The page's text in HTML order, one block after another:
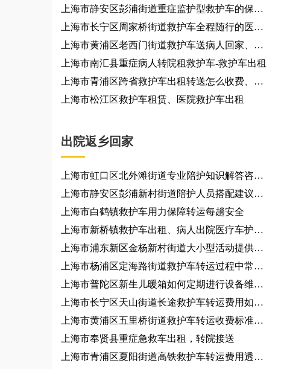
上海市静安区彭浦街道重症监护型救护车的保养
频率是多少？救护车接送车
上海市长宁区周家桥街道救护车全程随行的医护
人员资质如何？
上海市黄浦区老西门街道救护车送病人回家、救
护车出租
上海市南汇县重症病人转院租救护车-救护车出租
上海市青浦区跨省救护车出租转送怎么收费、救
护车出租
上海市松江区救护车租赁、医院救护车出租
出院返乡回家
上海市虹口区北外滩街道专业陪护知识解答咨询
服务、跨城接送规划
上海市静安区彭浦新村街道陪护人员搭配建议咨
询服务
上海市白鹤镇救护车用力保障转运每趟安全
上海市新桥镇救护车出租、病人出院医疗车护
送、120急救车
上海市浦东新区金杨新村街道大小型活动提供车
辆
上海市杨浦区定海路街道救护车转运过程中常见
问题有哪些？120救护车出租
上海市普陀区新生儿暖箱如何定期进行设备维
护？跨省救护车
上海市长宁区天山街道长途救护车转运费用如何
计算？救护车出租
上海市黄浦区五里桥街道救护车转运收费标准、
救护车出租
上海市奉贤县重症急救车出租，转院接送
上海市青浦区夏阳街道高铁救护车转运费用透